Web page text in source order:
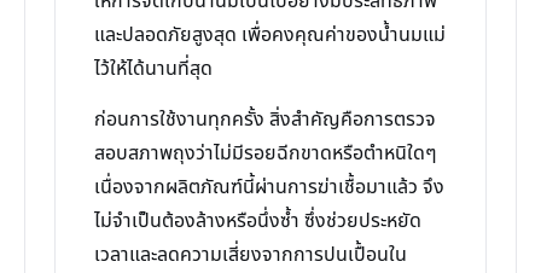
และปลอดภัยสูงสุด เพื่อคงคุณค่าของน้ำนมแม่
ไว้ให้ได้นานที่สุด
ก่อนการใช้งานทุกครั้ง สิ่งสำคัญคือการตรวจ
สอบสภาพถุงว่าไม่มีรอยฉีกขาดหรือตำหนิใดๆ
เนื่องจากผลิตภัณฑ์นี้ผ่านการฆ่าเชื้อมาแล้ว จึง
ไม่จำเป็นต้องล้างหรือนึ่งซ้ำ ซึ่งช่วยประหยัด
เวลาและลดความเสี่ยงจากการปนเปื้อนใน